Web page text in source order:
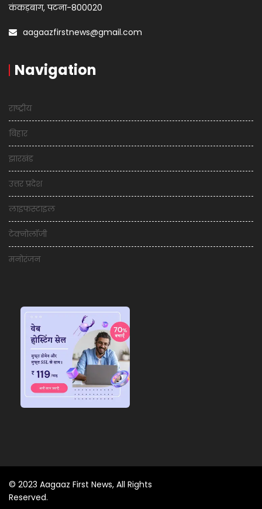
कंकड़बाग, पटना-800020
aagaazfirstnews@gmail.com
Navigation
राष्ट्रीय
बिहार
झारखंड
उत्तर प्रदेश
लाइफस्टाइल
टेक्नोलॉजी
मनोरंजन
© 2023 Aagaaz First News, All Rights
Reserved.